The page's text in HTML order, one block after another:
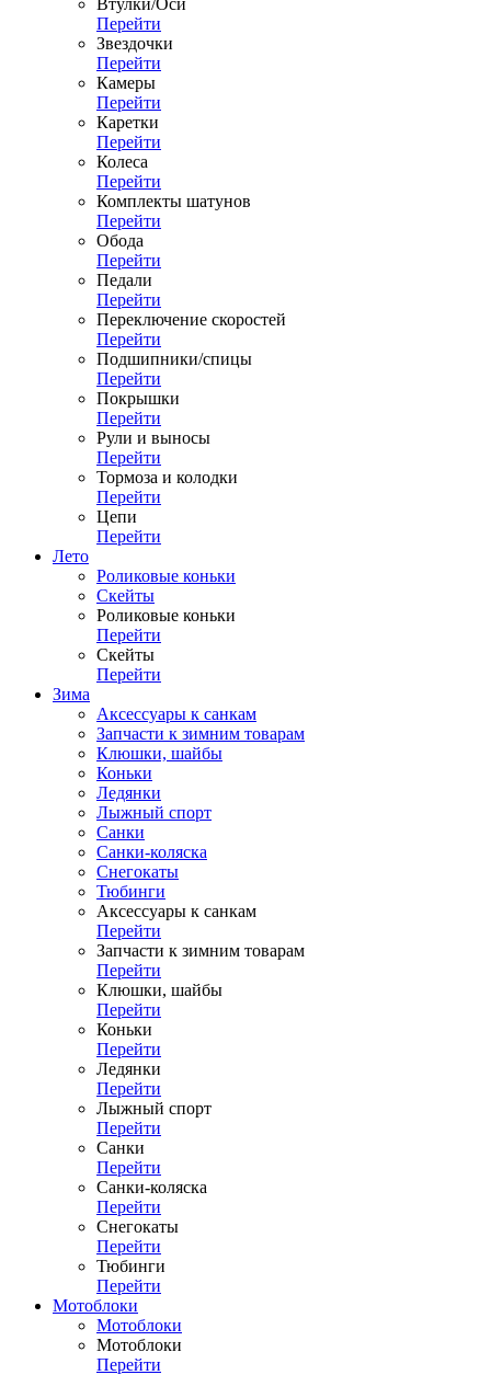
Втулки/Оси
Перейти
Звездочки
Перейти
Камеры
Перейти
Каретки
Перейти
Колеса
Перейти
Комплекты шатунов
Перейти
Обода
Перейти
Педали
Перейти
Переключение скоростей
Перейти
Подшипники/спицы
Перейти
Покрышки
Перейти
Рули и выносы
Перейти
Тормоза и колодки
Перейти
Цепи
Перейти
Лето
Роликовые коньки
Скейты
Роликовые коньки
Перейти
Скейты
Перейти
Зима
Аксессуары к санкам
Запчасти к зимним товарам
Клюшки, шайбы
Коньки
Ледянки
Лыжный спорт
Санки
Санки-коляска
Снегокаты
Тюбинги
Аксессуары к санкам
Перейти
Запчасти к зимним товарам
Перейти
Клюшки, шайбы
Перейти
Коньки
Перейти
Ледянки
Перейти
Лыжный спорт
Перейти
Санки
Перейти
Санки-коляска
Перейти
Снегокаты
Перейти
Тюбинги
Перейти
Мотоблоки
Мотоблоки
Мотоблоки
Перейти